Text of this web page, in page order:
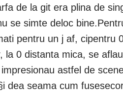
de la git era plina de
se simte deloc
pentru un j af, cipentru
0 distanta mica, se
astfel de
dea seama cum